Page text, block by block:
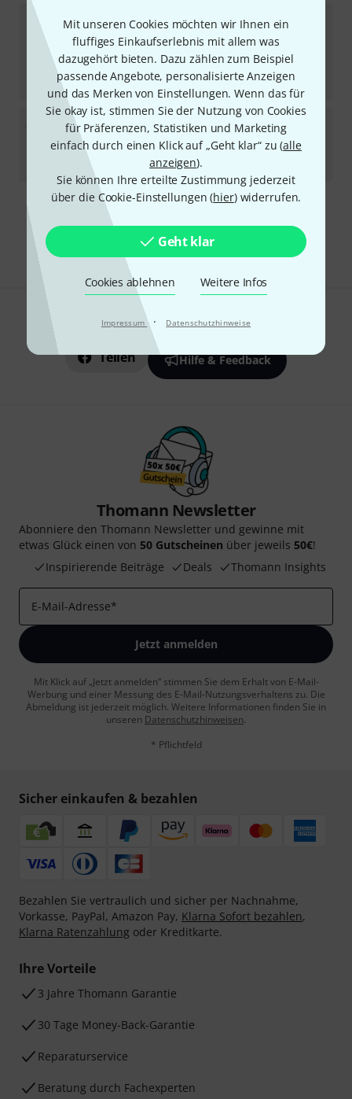
Mit unseren Cookies möchten wir Ihnen ein
fluffiges Einkaufserlebnis mit allem was
dazugehört bieten. Dazu zählen zum Beispiel
passende Angebote, personalisierte Anzeigen
und das Merken von Einstellungen. Wenn das für
Sie okay ist, stimmen Sie der Nutzung von Cookies
für Präferenzen, Statistiken und Marketing
einfach durch einen Klick auf „Geht klar“ zu (alle
anzeigen).
Sie können Ihre erteilte Zustimmung jederzeit
über die Cookie-Einstellungen (hier) widerrufen.
Geht klar
Cookies ablehnen Weitere Infos
Impressum · Datenschutzhinweise
Sofort lieferbar
5.799 €
UVP:6.459 €
-10%
FurchVintage 3 OOMs-AV a
In 3–4 Wochen lieferbar
Alle Preise inkl. MwSt.
Gefällt Ihnen, was Sie sehen?
Teilen Hilfe & Feedback
Thomann Newsletter
Abonniere den Thomann Newsletter und gewinne mit
etwas Glück einen von 50 Gutscheinen über jeweils 50€!
Inspirierende Beiträge
Deals Thomann Insights
E-Mail-Adresse*
Jetzt anmelden
Mit Klick auf „Jetzt anmelden“ stimmen Sie dem Erhalt von E-Mail-
Werbung und einer Messung des E-Mail-Nutzungsverhaltens zu. Die
Abmeldung ist jederzeit möglich. Weitere Informationen finden Sie in
unseren Datenschutzhinweisen.
* Pflichtfeld
Sicher einkaufen & bezahlen
Bezahlen Sie vertraulich und sicher per Nachnahme,
Vorkasse, PayPal, Amazon Pay, Klarna Sofort bezahlen,
Klarna Ratenzahlung oder Kreditkarte.
Ihre Vorteile
3 Jahre Thomann Garantie
30 Tage Money-Back-Garantie
Reparaturservice
Beratung durch Fachexperten